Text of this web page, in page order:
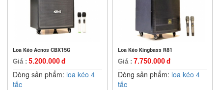
Loa Kéo Acnos CBX15G
Giá : 5.200.000 đ
Dòng sản phẩm: loa kéo 4
tấc
Loa Kéo Kingbass R81
Giá : 7.750.000 đ
Dòng sản phẩm: loa kéo 4
tấc